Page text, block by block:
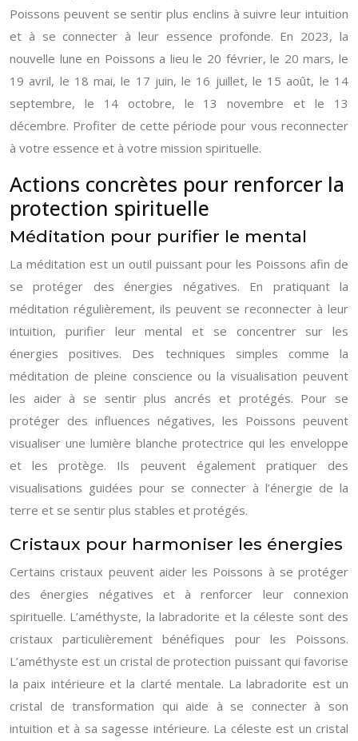
Poissons peuvent se sentir plus enclins à suivre leur intuition
et à se connecter à leur essence profonde. En 2023, la
nouvelle lune en Poissons a lieu le 20 février, le 20 mars, le
19 avril, le 18 mai, le 17 juin, le 16 juillet, le 15 août, le 14
septembre, le 14 octobre, le 13 novembre et le 13
décembre. Profiter de cette période pour vous reconnecter
à votre essence et à votre mission spirituelle.
Actions concrètes pour renforcer la
protection spirituelle
Méditation pour purifier le mental
La méditation est un outil puissant pour les Poissons afin de
se protéger des énergies négatives. En pratiquant la
méditation régulièrement, ils peuvent se reconnecter à leur
intuition, purifier leur mental et se concentrer sur les
énergies positives. Des techniques simples comme la
méditation de pleine conscience ou la visualisation peuvent
les aider à se sentir plus ancrés et protégés. Pour se
protéger des influences négatives, les Poissons peuvent
visualiser une lumière blanche protectrice qui les enveloppe
et les protège. Ils peuvent également pratiquer des
visualisations guidées pour se connecter à l’énergie de la
terre et se sentir plus stables et protégés.
Cristaux pour harmoniser les énergies
Certains cristaux peuvent aider les Poissons à se protéger
des énergies négatives et à renforcer leur connexion
spirituelle. L’améthyste, la labradorite et la céleste sont des
cristaux particulièrement bénéfiques pour les Poissons.
L’améthyste est un cristal de protection puissant qui favorise
la paix intérieure et la clarté mentale. La labradorite est un
cristal de transformation qui aide à se connecter à son
intuition et à sa sagesse intérieure. La céleste est un cristal